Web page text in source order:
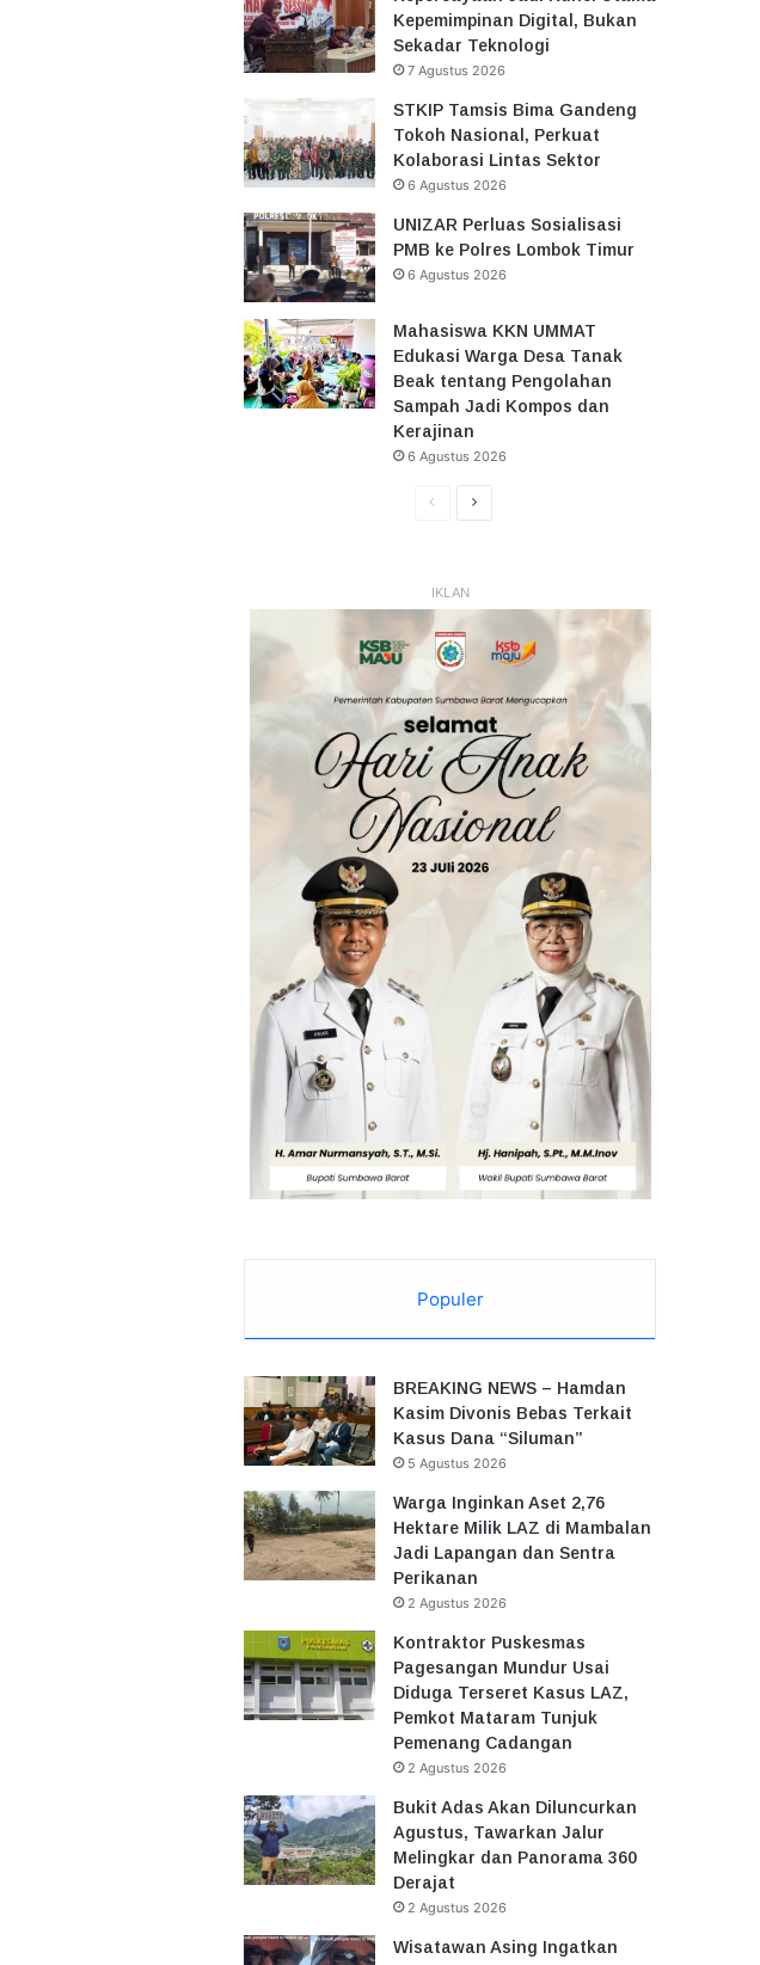
Kepemimpinan Digital, Bukan
Sekadar Teknologi
7 Agustus 2026
STKIP Tamsis Bima Gandeng
Tokoh Nasional, Perkuat
Kolaborasi Lintas Sektor
6 Agustus 2026
UNIZAR Perluas Sosialisasi
PMB ke Polres Lombok Timur
6 Agustus 2026
Mahasiswa KKN UMMAT
Edukasi Warga Desa Tanak
Beak tentang Pengolahan
Sampah Jadi Kompos dan
Kerajinan
6 Agustus 2026
HalamanHalaman
IKLAN
Populer
BREAKING NEWS – Hamdan
Kasim Divonis Bebas Terkait
Kasus Dana “Siluman”
5 Agustus 2026
Warga Inginkan Aset 2,76
Hektare Milik LAZ di Mambalan
Jadi Lapangan dan Sentra
Perikanan
2 Agustus 2026
Kontraktor Puskesmas
Pagesangan Mundur Usai
Diduga Terseret Kasus LAZ,
Pemkot Mataram Tunjuk
Pemenang Cadangan
2 Agustus 2026
Bukit Adas Akan Diluncurkan
Agustus, Tawarkan Jalur
Melingkar dan Panorama 360
Derajat
2 Agustus 2026
Wisatawan Asing Ingatkan